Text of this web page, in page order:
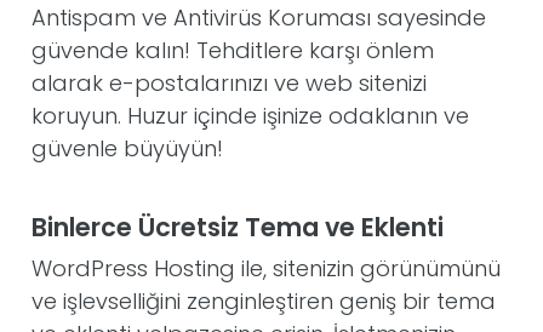
Antispam ve Antivirüs Koruması sayesinde
güvende kalın! Tehditlere karşı önlem
alarak e-postalarınızı ve web sitenizi
koruyun. Huzur içinde işinize odaklanın ve
güvenle büyüyün!
Binlerce Ücretsiz Tema ve Eklenti
WordPress Hosting ile, sitenizin görünümünü
ve işlevselliğini zenginleştiren geniş bir tema